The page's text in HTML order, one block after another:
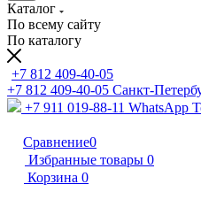
Каталог
По всему сайту
По каталогу
+7 812 409-40-05
+7 812 409-40-05 Санĸт-
+7 911 019-88-11 WhatsApp
Сравнение0
Избранные товары 0
Корзина 0